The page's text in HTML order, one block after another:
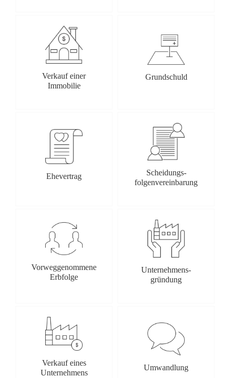
Verkauf einer
Immobilie
Grundschuld
Ehevertrag
Scheidungs-
folgenvereinbarung
Vorweggenommene
Erbfolge
Unternehmens-
gründung
Verkauf eines
Unternehmens
Umwandlung